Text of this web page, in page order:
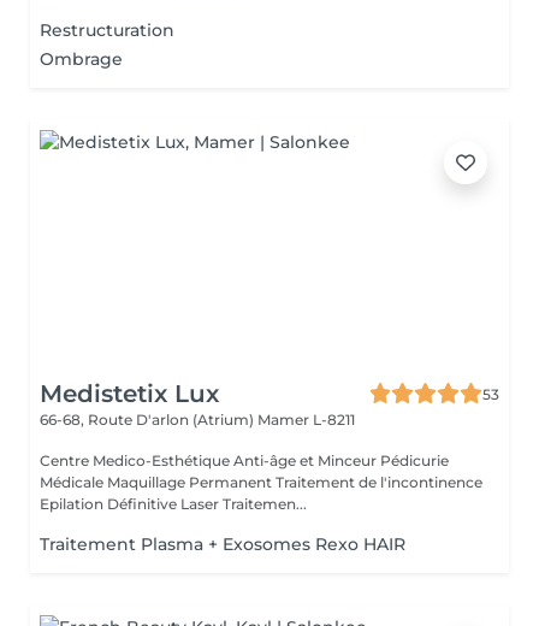
Restructuration
Ombrage
Medistetix Lux
53
66-68, Route D'arlon (Atrium) Mamer L-8211
Centre Medico-Esthétique Anti-âge et Minceur Pédicurie
Médicale Maquillage Permanent Traitement de l'incontinence
Epilation Définitive Laser Traitemen...
Traitement Plasma + Exosomes Rexo HAIR